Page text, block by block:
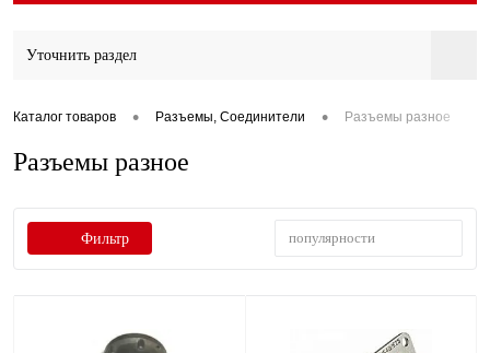
Уточнить раздел
Каталог товаров • Разъемы, Соединители • Разъемы разное
Разъемы разное
Фильтр популярности